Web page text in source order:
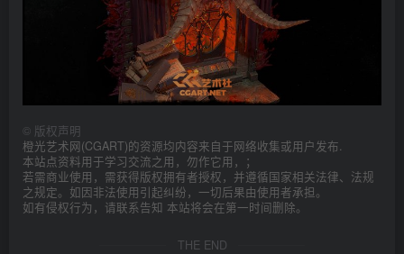
© 版权声明
橙光艺术网(CGART)的资源均内容来自于网络收集或用户发布.
本站点资料用于学习交流之用，勿作它用，；
若需商业使用，需获得版权拥有者授权，并遵循国家相关法律、法规
之规定。如因非法使用引起纠纷，一切后果由使用者承担。
如有侵权行为，请联系告知 本站将会在第一时间删除。
THE END